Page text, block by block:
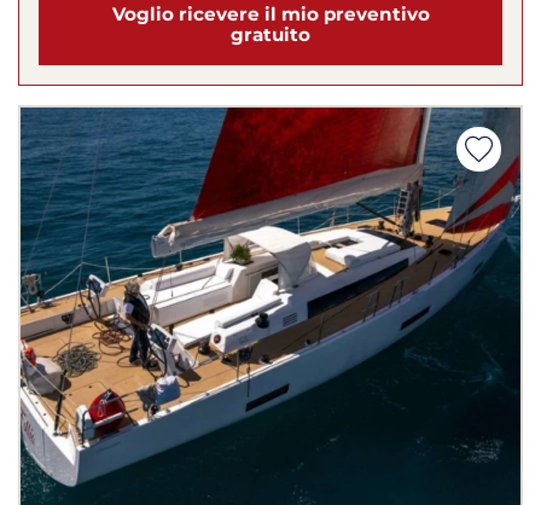
Voglio ricevere il mio preventivo
gratuito